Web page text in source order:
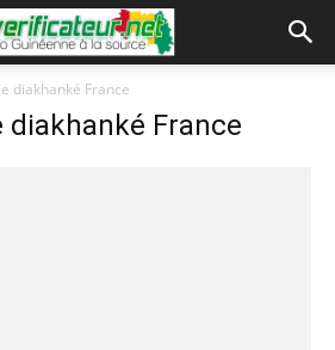
diakhanké France
diakhanké France